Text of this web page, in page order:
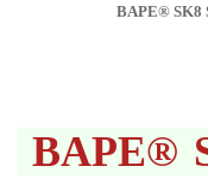
BAPE® SK8
BAPE®